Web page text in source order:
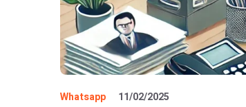
Whatsapp 11/02/2025